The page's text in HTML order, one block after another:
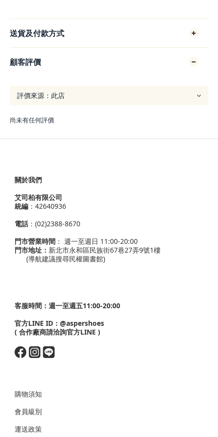
送貨及付款方式
顧客評價
尚未有任何評價
關於我們
艾司柏有限公司
統編 ：42640936
電話：(02)2388-8670
門市營業時間 ： 週一至週日 11:00-20:00
門市地址： 新北市永和區民族街67巷27弄9號1樓
(導航建議搜尋民權圖書館)
客服時間：週一至週五11:00-20:00
官方LINE ID： @aspershoes
( 合作廠商請洽詢官方LINE )
購物須知
會員級別
運送政策